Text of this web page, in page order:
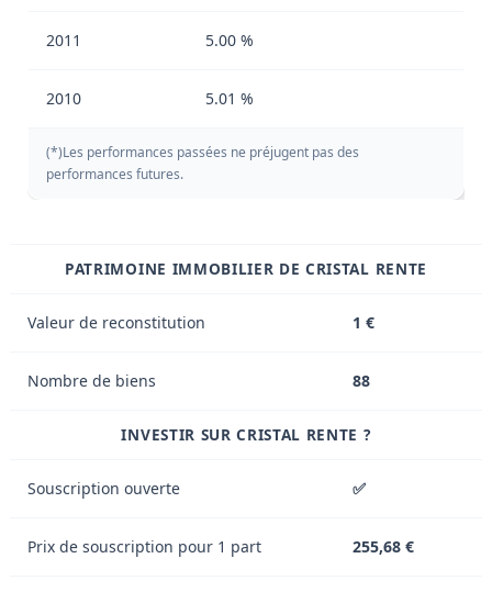
2011 5.00 %
2010 5.01 %
(*)Les performances passées ne préjugent pas des
performances futures.
PATRIMOINE IMMOBILIER DE CRISTAL RENTE
Valeur de reconstitution 1 €
Nombre de biens 88
INVESTIR SUR CRISTAL RENTE ?
Souscription ouverte ✅
Prix de souscription pour 1 part 255,68 €